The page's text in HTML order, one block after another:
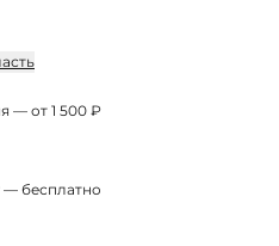
— от 1 500 ₽
— бесплатно